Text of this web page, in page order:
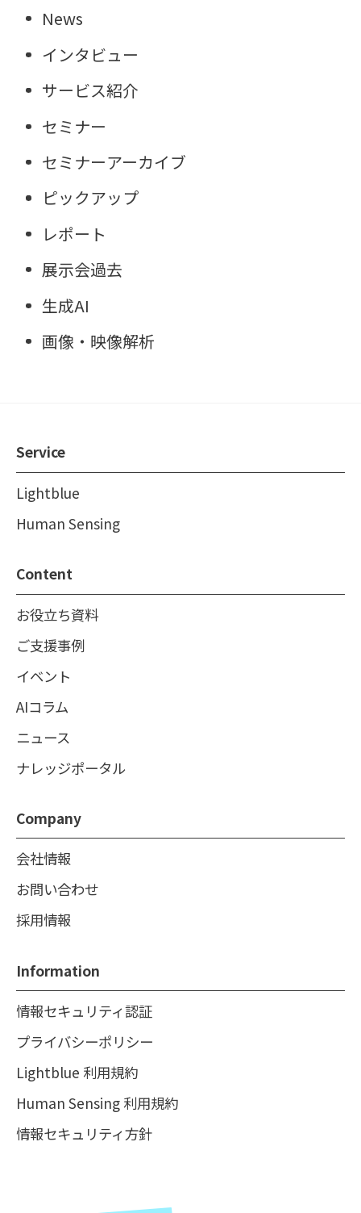
News
インタビュー
サービス紹介
セミナー
セミナーアーカイブ
ピックアップ
レポート
展示会過去
生成AI
画像・映像解析
Service
Lightblue
Human Sensing
Content
お役立ち資料
ご支援事例
イベント
AIコラム
ニュース
ナレッジポータル
Company
会社情報
お問い合わせ
採用情報
Information
情報セキュリティ認証
プライバシーポリシー
Lightblue 利用規約
Human Sensing 利用規約
情報セキュリティ方針